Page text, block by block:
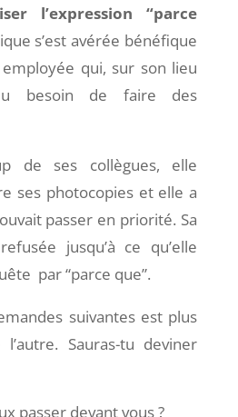
l’expression “parce
s’est avérée bénéfique
employée qui, sur son lieu
besoin de faire des
de ses collègues, elle
ses photocopies et elle a
passer en priorité. Sa
jusqu’à ce qu’elle
par “parce que”.
suivantes est plus
l’autre. Sauras-tu deviner
passer devant vous ?